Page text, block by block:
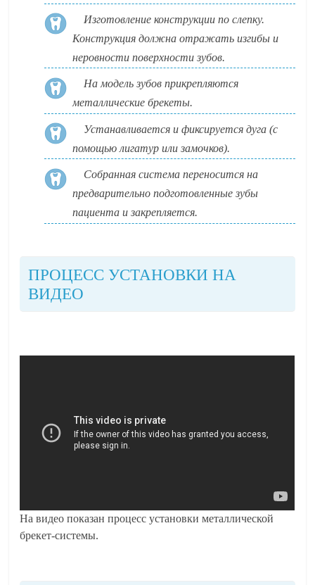
Изготовление конструкции по слепку.
Конструкция должна отражать изгибы и
неровности поверхности зубов.
На модель зубов прикрепляются
металлические брекеты.
Устанавливается и фиксируется дуга (с
помощью лигатур или замочков).
Собранная система переносится на
предварительно подготовленные зубы
пациента и закрепляется.
ПРОЦЕСС УСТАНОВКИ НА
ВИДЕО
На видео показан процесс установки металлической
брекет-системы.